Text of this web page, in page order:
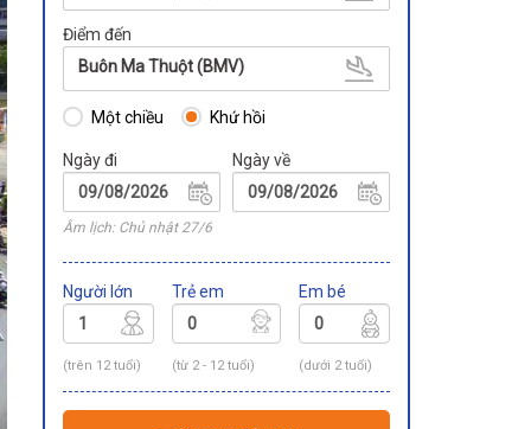
Điểm đến
Buôn Ma Thuột (BMV)
Một chiều Khứ hồi
Ngày đi
Âm lịch: Chủ nhật 27/6
Ngày về
Người lớn
(trên 12 tuổi)
Trẻ em
(từ 2 - 12 tuổi)
Em bé
(dưới 2 tuổi)